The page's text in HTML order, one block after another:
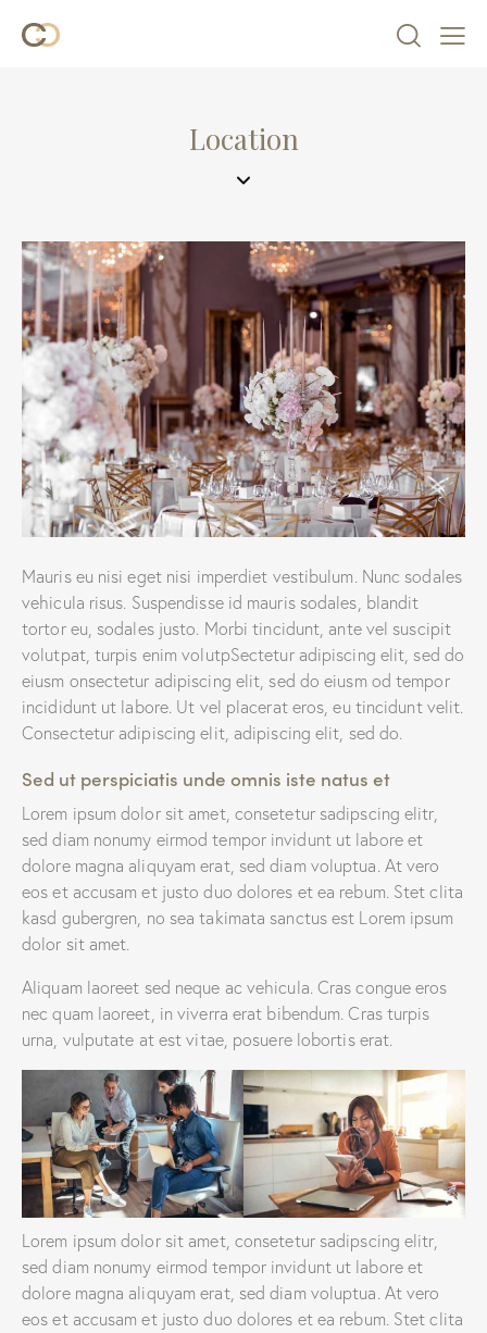
Location
Mauris eu nisi eget nisi imperdiet vestibulum. Nunc sodales
vehicula risus. Suspendisse id mauris sodales, blandit
tortor eu, sodales justo. Morbi tincidunt, ante vel suscipit
volutpat, turpis enim volutpSectetur adipiscing elit, sed do
eiusm onsectetur adipiscing elit, sed do eiusm od tempor
incididunt ut labore. Ut vel placerat eros, eu tincidunt velit.
Consectetur adipiscing elit, adipiscing elit, sed do.
Sed ut perspiciatis unde omnis iste natus et
Lorem ipsum dolor sit amet, consetetur sadipscing elitr,
sed diam nonumy eirmod tempor invidunt ut labore et
dolore magna aliquyam erat, sed diam voluptua. At vero
eos et accusam et justo duo dolores et ea rebum. Stet clita
kasd gubergren, no sea takimata sanctus est Lorem ipsum
dolor sit amet.
Aliquam laoreet sed neque ac vehicula. Cras congue eros
nec quam laoreet, in viverra erat bibendum. Cras turpis
urna, vulputate at est vitae, posuere lobortis erat.
Lorem ipsum dolor sit amet, consetetur sadipscing elitr,
sed diam nonumy eirmod tempor invidunt ut labore et
dolore magna aliquyam erat, sed diam voluptua. At vero
eos et accusam et justo duo dolores et ea rebum. Stet clita